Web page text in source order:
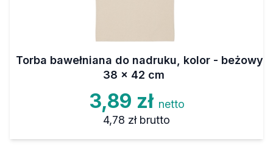
Torba bawełniana do nadruku, kolor - beżowy
38 x 42 cm
3,89 zł netto
4,78 zł brutto